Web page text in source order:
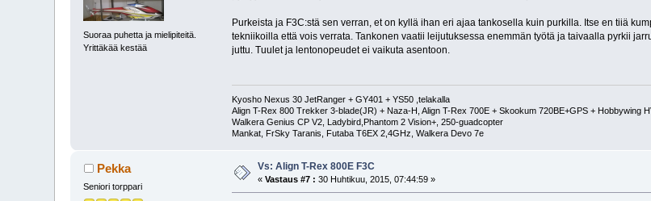
Suoraa puhetta ja mielipiteitä.
Yrittäkää kestää
Purkeista ja F3C:stä sen verran, et on kyllä ihan eri ajaa tankosella kuin purkilla. Itse en tiiä
tekniikoilla että vois verrata. Tankonen vaatii leijutuksessa enemmän työtä ja taivaalla pyrkii
juttu. Tuulet ja lentonopeudet ei vaikuta asentoon.
Kyosho Nexus 30 JetRanger + GY401 + YS50 ,telakalla
Align T-Rex 800 Trekker 3-blade(JR) + Naza-H, Align T-Rex 700E + Skookum 720BE+GPS + Hobbywing
Walkera Genius CP V2, Ladybird,Phantom 2 Vision+, 250-guadcopter
Mankat, FrSky Taranis, Futaba T6EX 2,4GHz, Walkera Devo 7e
Pekka
Seniori torppari
Vs: Align T-Rex 800E F3C
«Vastaus #7 : 30 Huhtikuu, 2015, 07:44:59 »